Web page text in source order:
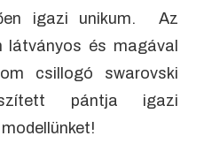
igazi unikum. Az
látványos és magával
csillogó swarovski
pántja igazi